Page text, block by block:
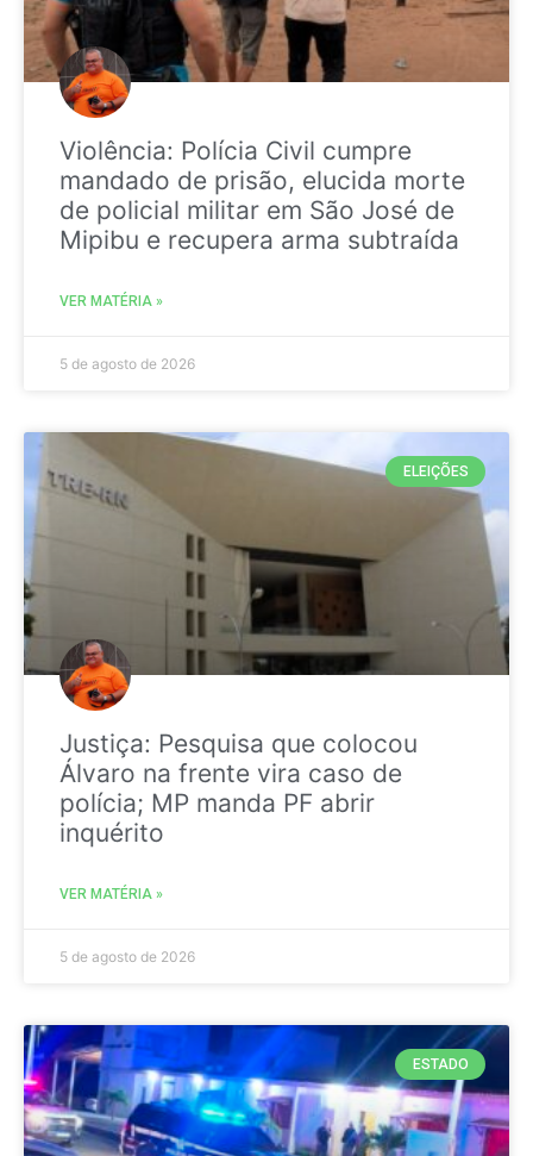
Violência: Polícia Civil cumpre
mandado de prisão, elucida morte
de policial militar em São José de
Mipibu e recupera arma subtraída
VER MATÉRIA »
5 de agosto de 2026
ELEIÇÕES
Justiça: Pesquisa que colocou
Álvaro na frente vira caso de
polícia; MP manda PF abrir
inquérito
VER MATÉRIA »
5 de agosto de 2026
ESTADO